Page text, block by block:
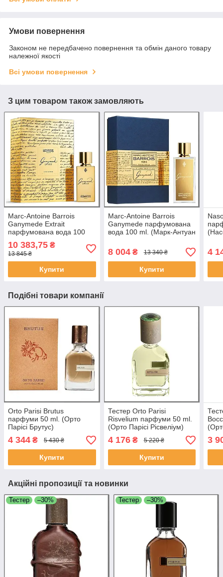
Умови повернення
Законом не передбачено повернення та обмін даного товару
належної якості
Всі умови повернення
З цим товаром також замовляють
Marc-Antoine Barrois
Ganymede Extrait
парфумована вода 100
ml. (Марк-Антуан Барруа
Ганімед Екстракт)
10 383,75 ₴
13 845 ₴
Купити
Marc-Antoine Barrois
Ganymede парфумована
вода 100 ml. (Марк-Антуан
8 004₴ 13 340 ₴
Купити
4
Подібні товари компанії
Orto Parisi Brutus
парфуми 50 ml. (Орто
Парісі Брутус)
4 344 ₴ 5 430 ₴
Купити
Тестер Orto Parisi
Risvelium парфуми 50 ml.
(Орто Парісі Рісвеліум)
4 176₴ 5 220 ₴
Купити
3
Акційні пропозиції та новинки
Тестер –30% Тестер –30%